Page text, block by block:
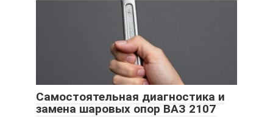
Самостоятельная диагностика и
замена шаровых опор ВАЗ 2107